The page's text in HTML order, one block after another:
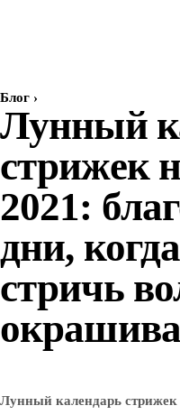
Блог ›
Лунный
стрижек
2021:
дни,
стричь
Лунный календарь стрижек